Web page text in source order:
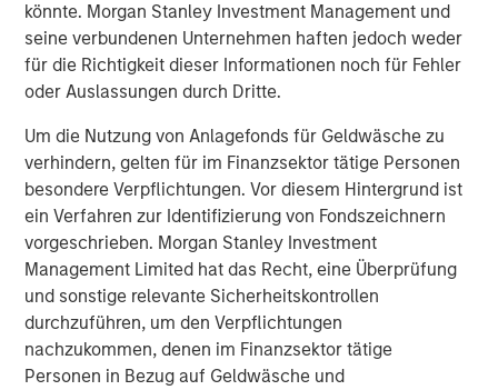
könnte. Morgan Stanley Investment Management und
seine verbundenen Unternehmen haften jedoch weder
für die Richtigkeit dieser Informationen noch für Fehler
oder Auslassungen durch Dritte.
Um die Nutzung von Anlagefonds für Geldwäsche zu
verhindern, gelten für im Finanzsektor tätige Personen
besondere Verpflichtungen. Vor diesem Hintergrund ist
ein Verfahren zur Identifizierung von Fondszeichnern
vorgeschrieben. Morgan Stanley Investment
Management Limited hat das Recht, eine Überprüfung
und sonstige relevante Sicherheitskontrollen
durchzuführen, um den Verpflichtungen
nachzukommen, denen im Finanzsektor tätige
Personen in Bezug auf Geldwäsche und
Long-Short Strategies Are Also Actively Managed
In addition to the potentially risk-mitigating benefits of
including short positions, long-short strategies typically
have flexibility to adjust their risk profiles in response to
changing market conditions. They are not required to
maintain static exposures, nor are they tethered to a
benchmark. Managers of market-neutral strategies can
take a variety of steps to reduce risk and protect capital,
specifically:
Reduce overall portfolio gross exposure by selling
longs and covering shorts at the same time, so that
the portfolio has less capital at risk